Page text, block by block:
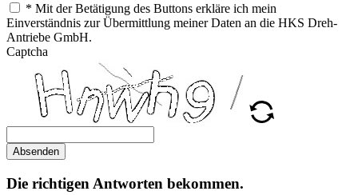
* Mit der Betätigung des Buttons erkläre ich mein
Einverständnis zur Übermittlung meiner Daten an die HKS Dreh-
Antriebe GmbH.
Captcha
Absenden
Die richtigen Antworten bekommen.